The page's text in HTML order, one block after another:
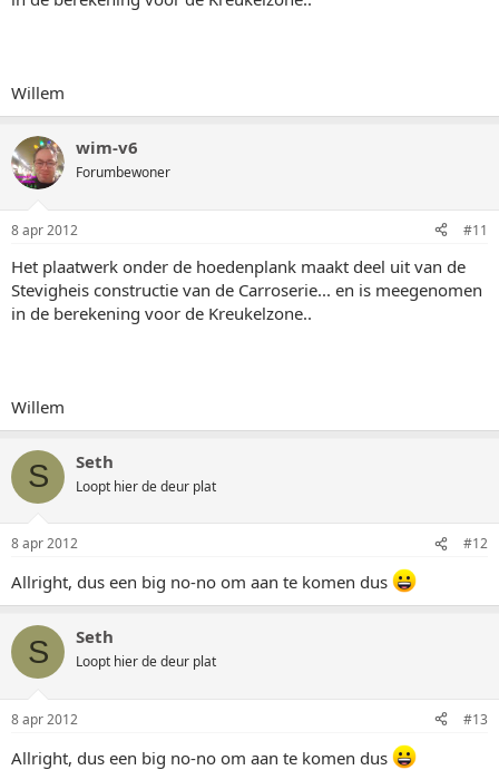
Willem
wim-v6
Forumbewoner
8 apr 2012 #11
Het plaatwerk onder de hoedenplank maakt deel uit van de
Stevigheis constructie van de Carroserie... en is meegenomen
in de berekening voor de Kreukelzone..
Willem
S Seth
Loopt hier de deur plat
8 apr 2012 #12
Allright, dus een big no-no om aan te komen dus
S Seth
Loopt hier de deur plat
8 apr 2012 #13
Allright, dus een big no-no om aan te komen dus